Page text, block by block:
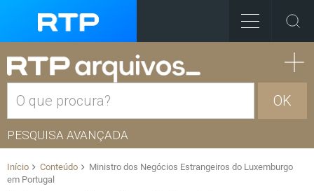
OK
PESQUISA AVANÇADA
Início Conteúdo
Ministro dos Negócios Estrangeiros do Luxemburgo
em Portugal